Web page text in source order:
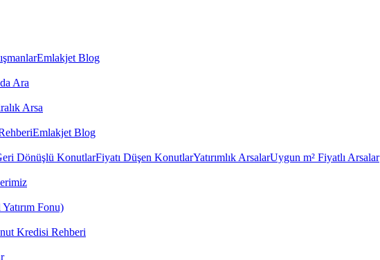
Emlakjet Blog
Ara
Arsa
Emlakjet Blog
Dönüşlü KonutlarFiyatı Düşen KonutlarYatırımlık ArsalarUygun m² Fiyatlı Arsalar
Fonu)
Kredisi Rehberi